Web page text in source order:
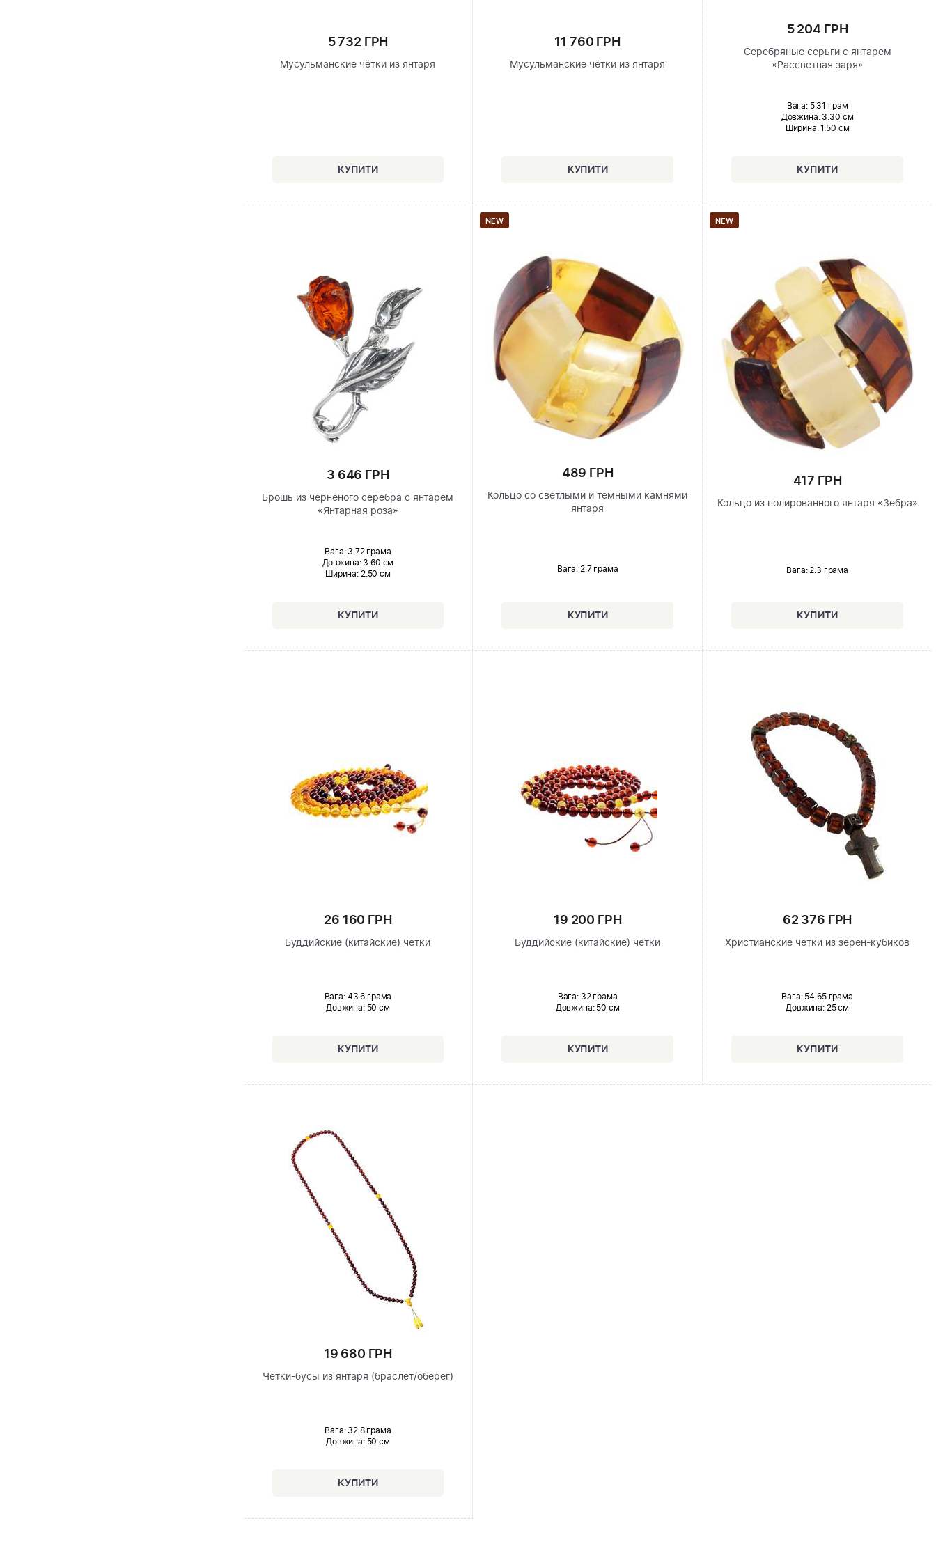
5 732 ГРН
Мусульманские чётки из янтаря
11 760 ГРН
Мусульманские чётки из янтаря
5 204 ГРН
Серебряные серьги с янтарем
«Рассветная заря»
Вага: 5.31 грам
Довжина:3.30 см
Ширина: 1.50 см
3 646 ГРН
Брошь из черненого серебра с янтарем
«Янтарная роза»
Вага: 3.72 грама
Довжина:3.60 см
Ширина: 2.50 см
NEW
489 ГРН
Кольцо со светлыми и темными камнями
янтаря
Вага: 2.7 грама
NEW
417 ГРН
Кольцо из полированного янтаря «Зебра»
Вага: 2.3 грама
26 160 ГРН
Буддийские (китайские) чётки
Вага: 43.6 грама
Довжина:50 см
19 200 ГРН
Буддийские (китайские) чётки
Вага: 32 грама
Довжина:50 см
62 376 ГРН
Христианские чётки из зёрен-кубиков
Вага: 54.65 грама
Довжина:25 см
19 680 ГРН
Чётки-бусы из янтаря (браслет/оберег)
Вага: 32.8 грама
Довжина:50 см